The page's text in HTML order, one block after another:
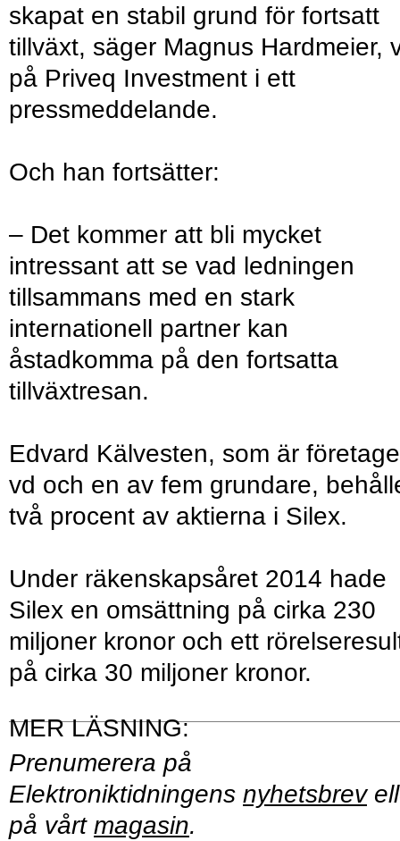
skapat en stabil grund för fortsatt
tillväxt, säger Magnus Hardmeier,
på Priveq Investment i ett
pressmeddelande.
Och han fortsätter:
– Det kommer att bli mycket
intressant att se vad ledningen
tillsammans med en stark
internationell partner kan
åstadkomma på den fortsatta
tillväxtresan.
Edvard Kälvesten, som är
vd och en av fem grundare,
två procent av aktierna i Silex.
Under räkenskapsåret 2014 hade
Silex en omsättning på cirka 230
miljoner kronor och ett
på cirka 30 miljoner kronor.
Prenumerera på
Elektroniktidningens nyhetsbrev
på vårt magasin.